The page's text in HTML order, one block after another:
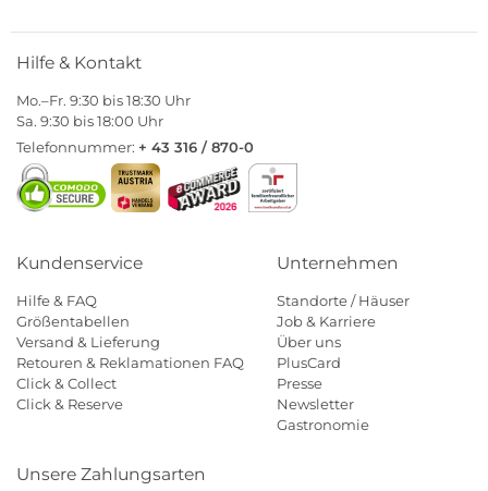
Hilfe & Kontakt
Mo.–Fr. 9:30 bis 18:30 Uhr
Sa. 9:30 bis 18:00 Uhr
Telefonnummer: + 43 316 / 870-0
Kundenservice
Hilfe & FAQ
Größentabellen
Versand & Lieferung
Retouren & Reklamationen FAQ
Click & Collect
Click & Reserve
Unternehmen
Standorte / Häuser
Job & Karriere
Über uns
PlusCard
Presse
Newsletter
Gastronomie
Unsere Zahlungsarten